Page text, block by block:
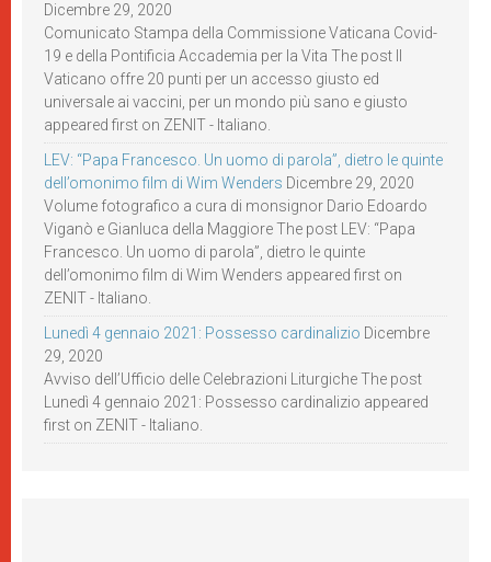
Dicembre 29, 2020
Comunicato Stampa della Commissione Vaticana Covid-
19 e della Pontificia Accademia per la Vita The post Il
Vaticano offre 20 punti per un accesso giusto ed
universale ai vaccini, per un mondo più sano e giusto
appeared first on ZENIT - Italiano.
LEV: “Papa Francesco. Un uomo di parola”, dietro le quinte
dell’omonimo film di Wim Wenders Dicembre 29, 2020
Volume fotografico a cura di monsignor Dario Edoardo
Viganò e Gianluca della Maggiore The post LEV: “Papa
Francesco. Un uomo di parola”, dietro le quinte
dell’omonimo film di Wim Wenders appeared first on
ZENIT - Italiano.
Lunedì 4 gennaio 2021: Possesso cardinalizio Dicembre
29, 2020
Avviso dell’Ufficio delle Celebrazioni Liturgiche The post
Lunedì 4 gennaio 2021: Possesso cardinalizio appeared
first on ZENIT - Italiano.